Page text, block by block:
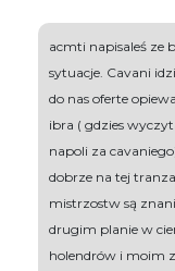
acmti napisaleś ze
sytuacje. Cavani
do nas oferte
ibra ( gdzies
napoli za
dobrze na tej
mistrzostw są
drugim planie w
holendrów i moim